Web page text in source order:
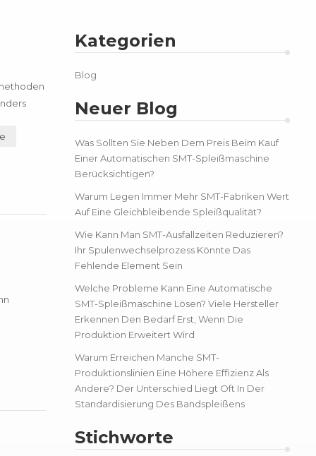
Kategorien
Blog
Neuer Blog
Was Sollten Sie Neben Dem Preis Beim Kauf
Einer Automatischen SMT-Spleißmaschine
Berücksichtigen?
Warum Legen Immer Mehr SMT-Fabriken Wert
Auf Eine Gleichbleibende Spleißqualität?
Wie Kann Man SMT-Ausfallzeiten Reduzieren?
Ihr Spulenwechselprozess Könnte Das
Fehlende Element Sein
Welche Probleme Kann Eine Automatische
SMT-Spleißmaschine Lösen? Viele Hersteller
Erkennen Den Bedarf Erst, Wenn Die
Produktion Erweitert Wird
Warum Erreichen Manche SMT-
Produktionslinien Eine Höhere Effizienz Als
Andere? Der Unterschied Liegt Oft In Der
Standardisierung Des Bandspleißens
Stichworte